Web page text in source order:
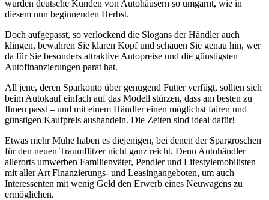
wurden deutsche Kunden von Autohäusern so umgarnt, wie in
diesem nun beginnenden Herbst.
Doch aufgepasst, so verlockend die Slogans der Händler auch
klingen, bewahren Sie klaren Kopf und schauen Sie genau hin, wer
da für Sie besonders attraktive Autopreise und die günstigsten
Autofinanzierungen parat hat.
All jene, deren Sparkonto über genügend Futter verfügt, sollten sich
beim Autokauf einfach auf das Modell stürzen, dass am besten zu
Ihnen passt – und mit einem Händler einen möglichst fairen und
günstigen Kaufpreis aushandeln. Die Zeiten sind ideal dafür!
Etwas mehr Mühe haben es diejenigen, bei denen der Spargroschen
für den neuen Traumflitzer nicht ganz reicht. Denn Autohändler
allerorts umwerben Familienväter, Pendler und Lifestylemobilisten
mit aller Art Finanzierungs- und Leasingangeboten, um auch
Interessenten mit wenig Geld den Erwerb eines Neuwagens zu
ermöglichen.